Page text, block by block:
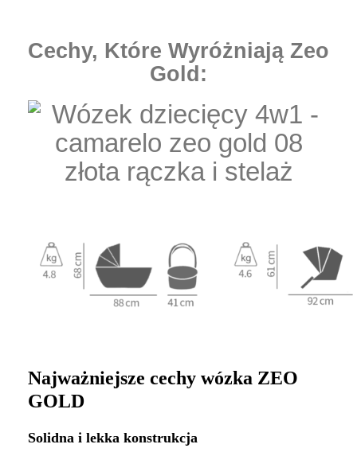
Cechy, Które Wyróżniają Zeo
Gold:
Najważniejsze cechy wózka ZEO
GOLD
Solidna i lekka konstrukcja